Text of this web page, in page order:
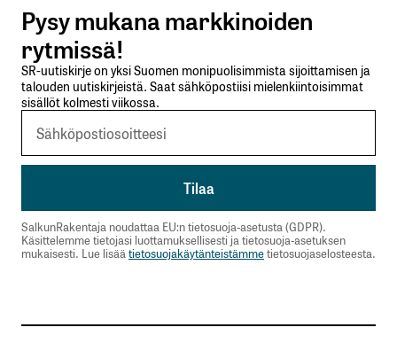
Lähetä kommentti
Pysy mukana markkinoiden
rytmissä!
SR-uutiskirje on yksi Suomen monipuolisimmista sijoittamisen ja
talouden uutiskirjeistä. Saat sähköpostiisi mielenkiintoisimmat
sisällöt kolmesti viikossa.
SalkunRakentaja noudattaa EU:n tietosuoja-asetusta (GDPR).
Käsittelemme tietojasi luottamuksellisesti ja tietosuoja-asetuksen
mukaisesti. Lue lisää tietosuojakäytänteistämmetietosuojaselosteesta.